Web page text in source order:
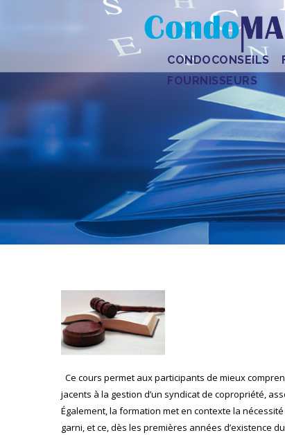
CONDOCONSEILS
FOURNISSEURS
Ce cours permet aux participants de mieux
jacents à la gestion d’un syndicat de copropriété,
Également, la formation met en contexte la
garni, et ce, dès les premières années d’existence